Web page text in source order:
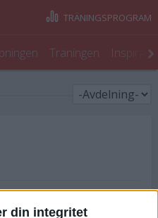
din integritet
Träningen
TRÄNINGSPROGRAM